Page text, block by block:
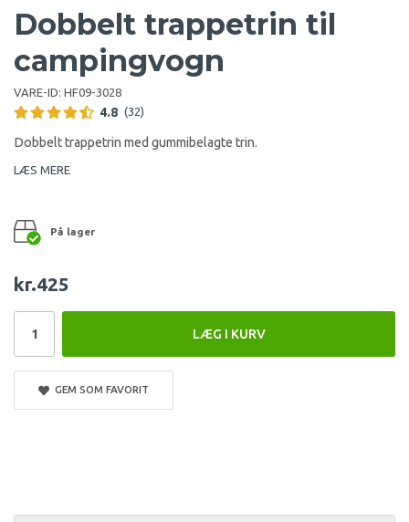
Dobbelt trappetrin til
campingvogn
VARE-ID: HF09-3028
4.8 (32)
Dobbelt trappetrin med gummibelagte trin.
LÆS MERE
På lager
kr.425
LÆG I KURV
GEM SOM FAVORIT